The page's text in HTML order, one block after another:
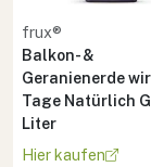
frux®
Balkon- &
Geranienerde
Tage Natürlich
Liter
Hier kaufen